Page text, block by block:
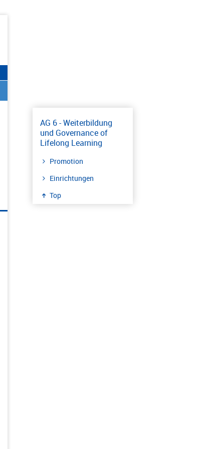
AG 6 - Weiterbildung
und Governance of
Lifelong Learning
Promotion
Einrichtungen
Top